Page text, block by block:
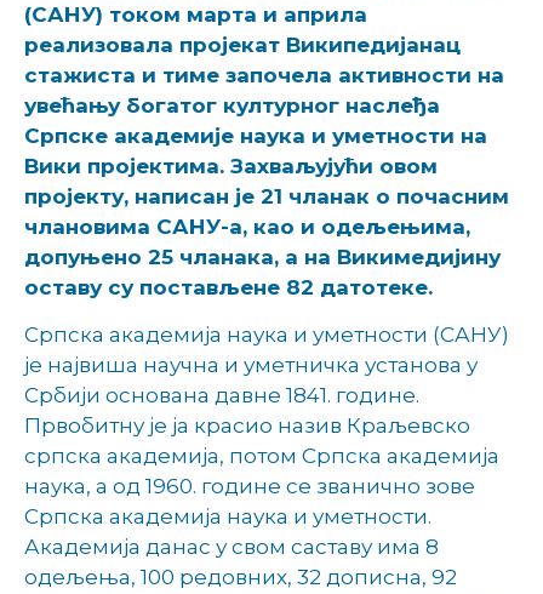
(САНУ) током марта и априла
реализовала пројекат Википедијанац
стажиста и тиме започела активности на
увећању богатог културног наслеђа
Српске академије наука и уметности на
Вики пројектима. Захваљујући овом
пројекту, написан је 21 чланак о почасним
члановима САНУ-а, као и одељењима,
допуњено 25 чланака, а на Викимедијину
оставу су постављене 82 датотеке.
Српска академија наука и уметности (САНУ)
је највиша научна и уметничка установа у
Србији основана давне 1841. године.
Првобитну је ја красио назив Краљевско
српска академија, потом Српска академија
наука, а од 1960. године се званично зове
Српска академија наука и уметности.
Академија данас у свом саставу има 8
одељења, 100 редовних, 32 дописна, 92